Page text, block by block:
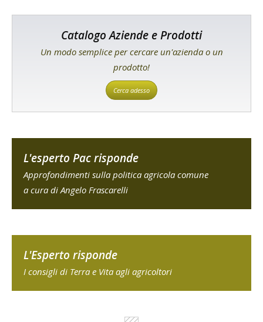
Catalogo Aziende e Prodotti
Un modo semplice per cercare un'azienda o un
prodotto!
Cerca adesso
L'esperto Pac risponde
Approfondimenti sulla politica agricola comune
a cura di Angelo Frascarelli
L'Esperto risponde
I consigli di Terra e Vita agli agricoltori